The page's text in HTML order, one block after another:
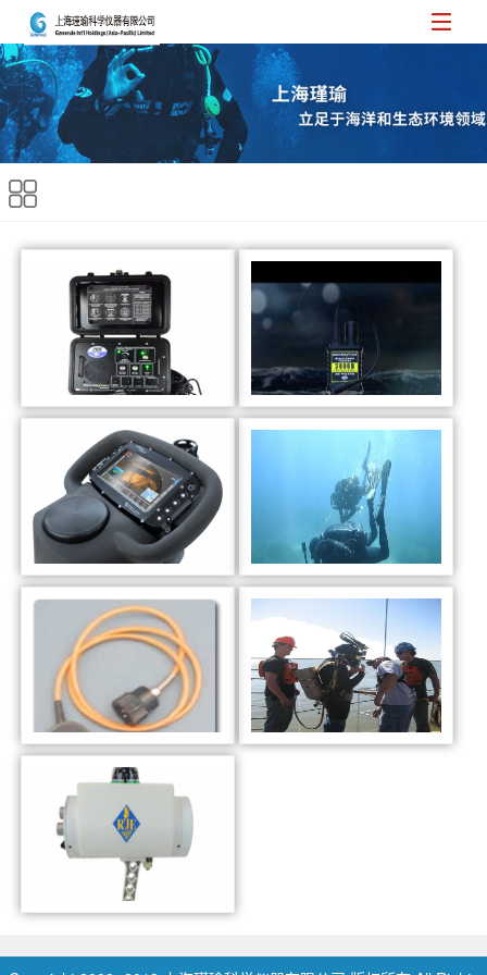
OTS POWERCOM 300 OTS PowerCom 300
潜水员导航定位系统 潜水员导航声呐系统
UDR水下潜水员接收器
DLS-2A潜水员手持